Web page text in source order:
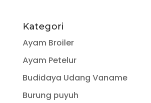
Kategori
Ayam Broiler
Ayam Petelur
Budidaya Udang Vaname
Burung puyuh